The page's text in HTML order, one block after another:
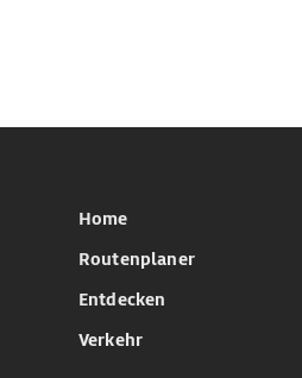
Home
Routenplaner
Entdecken
Verkehr